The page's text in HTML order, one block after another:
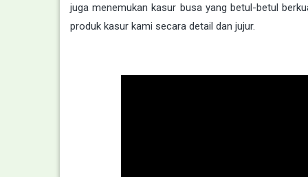
juga menemukan kasur busa yang betul-betul
produk kasur kami secara detail dan jujur.